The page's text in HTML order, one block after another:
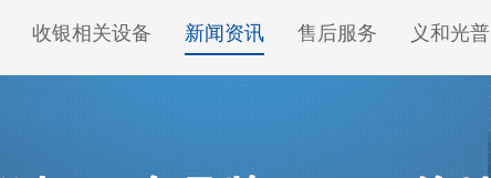
收银相关设备 新闻资讯 售后服务 义和光普